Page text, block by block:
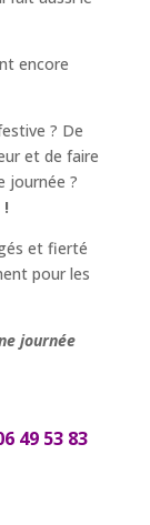
encore
? De
et de faire
journée ?
et fierté
pour les
journée
49 53 83